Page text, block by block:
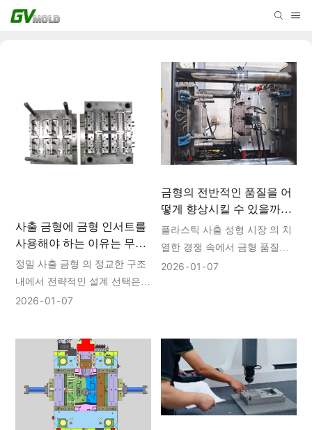
사출 금형에 금형 인서트를
사용해야 하는 이유는 무엇
일까요?
정밀 사출 금형 의 정교한 구조
내에서 전략적인 설계 선택은
금형의 기능, 비용 및 수명에 지
나는 금형 인서트 의 사용입니
다.GV MOLD 당사는 금형 설계
및 제조에 있어 인서트의 적절
한 적용을 핵심 요소로 삼고 있
습니다. 이 글에서는 금형 인서
2026 01 07
금형의 전반적인 품질을 어
떻게 향상시킬 수 있을까
요?
플라스틱 사출 성형 시장 의 치
열한 경쟁 속에서 금형 품질은
시장 선두 기업과 그렇지 않은
입니다.GV MOLD 금형 품질은
단일 속성이 아니라 설계, 재료,
제작 기술, 공정 제어를 아우르
는 총체적인 시스템으로 정의합
2026 01 07